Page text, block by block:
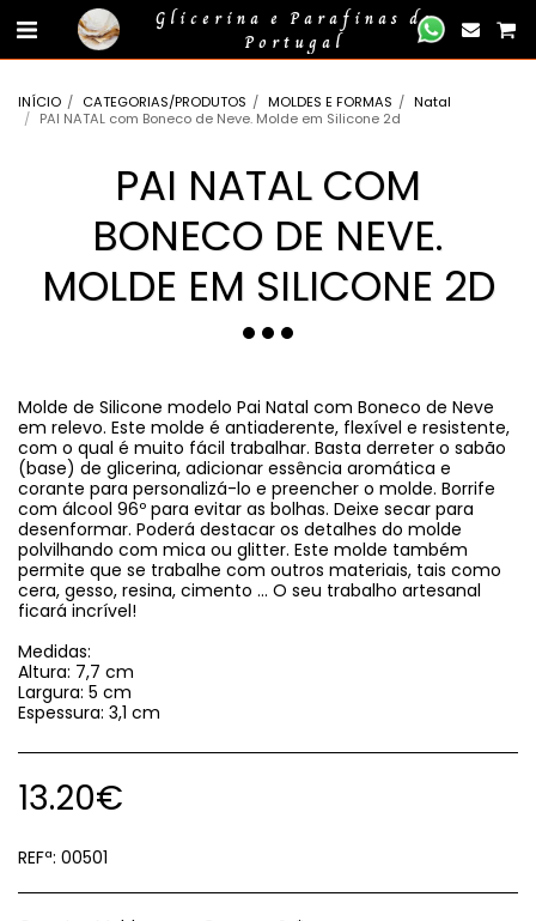
gtag('event', 'compra_finalizada', { //});
Glicerina e Parafinas de
Portugal
INÍCIO CATEGORIAS/PRODUTOS MOLDES E FORMAS
Natal
PAI NATAL com Boneco de Neve. Molde em Silicone 2d
PAI NATAL COM
BONECO DE NEVE.
MOLDE EM SILICONE 2D
Molde de Silicone modelo Pai Natal com Boneco de Neve
em relevo. Este molde é antiaderente, flexível e resistente,
com o qual é muito fácil trabalhar. Basta derreter o sabão
(base) de glicerina, adicionar essência aromática e
corante para personalizá-lo e preencher o molde. Borrife
com álcool 96º para evitar as bolhas. Deixe secar para
desenformar. Poderá destacar os detalhes do molde
polvilhando com mica ou glitter. Este molde também
permite que se trabalhe com outros materiais, tais como
cera, gesso, resina, cimento ... O seu trabalho artesanal
ficará incrível!
Medidas:
Altura: 7,7 cm
Largura: 5 cm
Espessura: 3,1 cm
13.20€
REFª: 00501